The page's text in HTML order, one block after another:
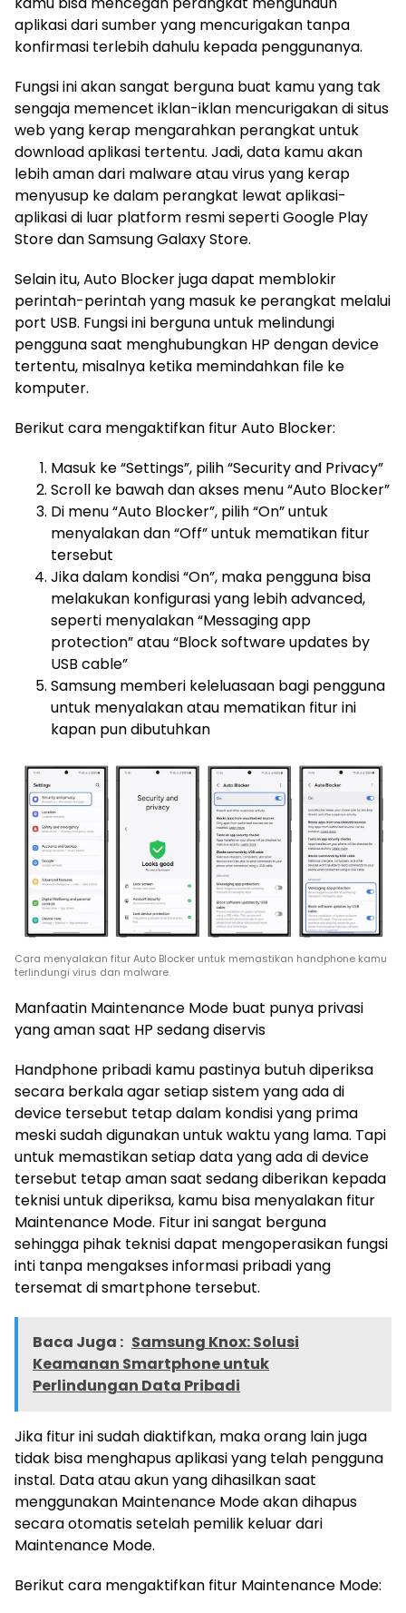
aplikasi dari sumber yang mencurigakan tanpa
konfirmasi terlebih dahulu kepada penggunanya.
Fungsi ini akan sangat berguna buat kamu yang tak
sengaja memencet iklan-iklan mencurigakan di situs
web yang kerap mengarahkan perangkat untuk
download aplikasi tertentu. Jadi, data kamu akan
lebih aman dari malware atau virus yang kerap
menyusup ke dalam perangkat lewat aplikasi-
aplikasi di luar platform resmi seperti Google Play
Store dan Samsung Galaxy Store.
Selain itu, Auto Blocker juga dapat memblokir
perintah-perintah yang masuk ke perangkat melalui
port USB. Fungsi ini berguna untuk melindungi
pengguna saat menghubungkan HP dengan device
tertentu, misalnya ketika memindahkan file ke
komputer.
Berikut cara mengaktifkan fitur Auto Blocker:
Masuk ke “Settings”, pilih “Security and Privacy”
Scroll ke bawah dan akses menu “Auto Blocker”
Di menu “Auto Blocker”, pilih “On” untuk
menyalakan dan “Off” untuk mematikan fitur
tersebut
Jika dalam kondisi “On”, maka pengguna bisa
melakukan konfigurasi yang lebih advanced,
seperti menyalakan “Messaging app
protection” atau “Block software updates by
USB cable”
Samsung memberi keleluasaan bagi pengguna
untuk menyalakan atau mematikan fitur ini
kapan pun dibutuhkan
Cara menyalakan fitur Auto Blocker untuk memastikan handphone kamu
terlindungi virus dan malware.
Manfaatin Maintenance Mode buat punya privasi
yang aman saat HP sedang diservis
Handphone pribadi kamu pastinya butuh diperiksa
secara berkala agar setiap sistem yang ada di
device tersebut tetap dalam kondisi yang prima
meski sudah digunakan untuk waktu yang lama. Tapi
untuk memastikan setiap data yang ada di device
tersebut tetap aman saat sedang diberikan kepada
teknisi untuk diperiksa, kamu bisa menyalakan fitur
Maintenance Mode. Fitur ini sangat berguna
sehingga pihak teknisi dapat mengoperasikan fungsi
inti tanpa mengakses informasi pribadi yang
tersemat di smartphone tersebut.
Baca Juga : Samsung Knox: Solusi
Keamanan Smartphone untuk
Perlindungan Data Pribadi
Jika fitur ini sudah diaktifkan, maka orang lain juga
tidak bisa menghapus aplikasi yang telah pengguna
instal. Data atau akun yang dihasilkan saat
menggunakan Maintenance Mode akan dihapus
secara otomatis setelah pemilik keluar dari
Maintenance Mode.
Berikut cara mengaktifkan fitur Maintenance Mode: